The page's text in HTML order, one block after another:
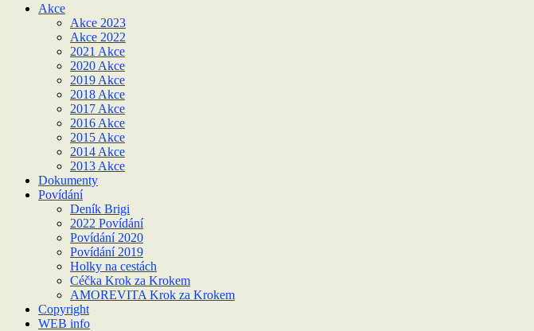
Akce
Akce 2023
Akce 2022
2021 Akce
2020 Akce
2019 Akce
2018 Akce
2017 Akce
2016 Akce
2015 Akce
2014 Akce
2013 Akce
Dokumenty
Povídání
Deník Brigi
2022 Povídání
Povídání 2020
Povídání 2019
Holky na cestách
Céčka Krok za Krokem
AMOREVITA Krok za Krokem
Copyright
WEB info